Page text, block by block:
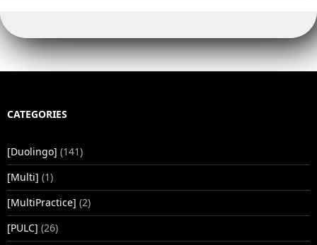
CATEGORIES
[Duolingo] (141)
[Multi] (1)
[MultiPractice] (2)
[PULC] (26)